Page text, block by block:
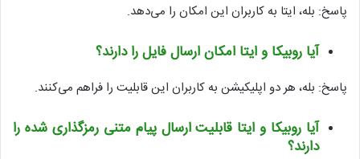
پاسخ: بله، ایتا به کاربران این امکان را می‌دهد.
آیا روبیکا و ایتا امکان ارسال فایل را دارند؟
پاسخ: بله، هر دو اپلیکیشن به کاربران این قابلیت را فراهم می‌کنند.
آیا روبیکا و ایتا قابلیت ارسال پیام متنی رمزگذاری شده را
دارند؟